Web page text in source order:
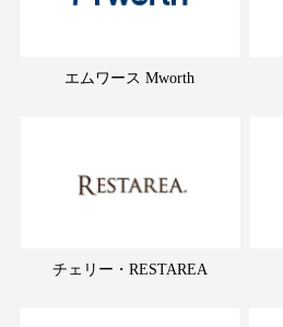
エムワース Mworth
チェリー・RESTAREA